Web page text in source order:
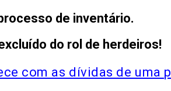
de inventário.
do rol de herdeiros!
com as dívidas de uma